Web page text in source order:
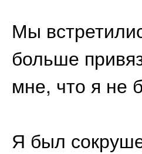
Мы
больше
мне, что я не
Я был